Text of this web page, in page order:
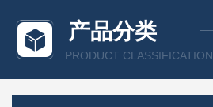
产品分类
PRODUCT CLASSIFICATION